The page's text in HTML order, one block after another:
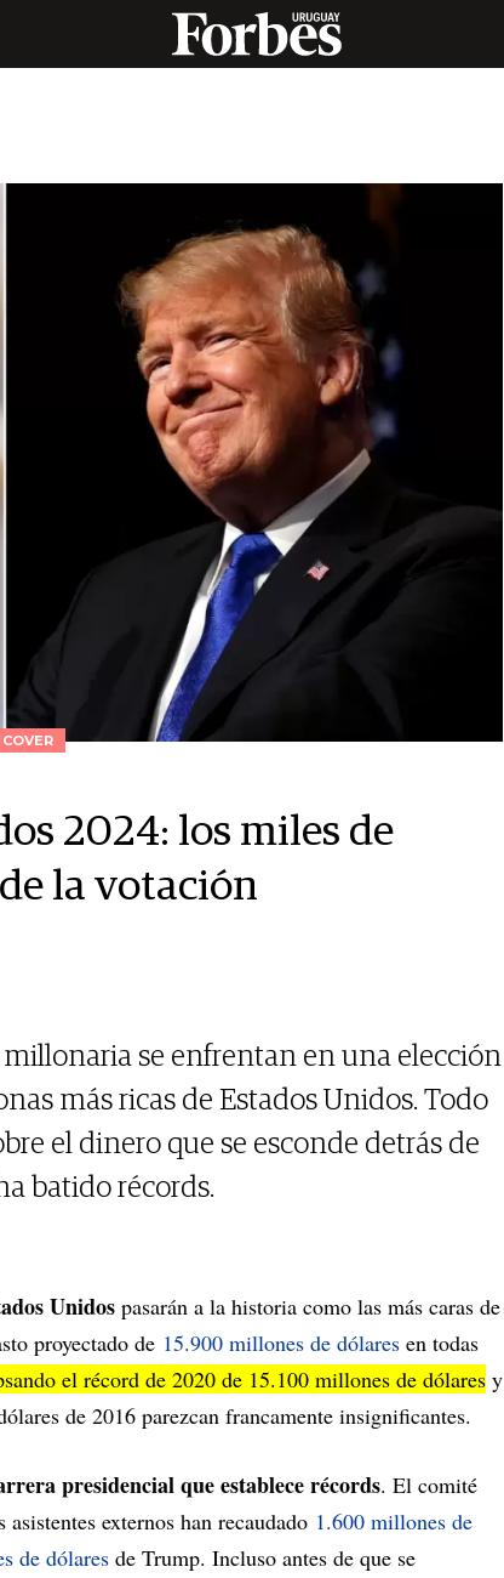
2024: los miles de
la votación
se enfrentan en una elección
más ricas de Estados Unidos. Todo
el dinero que se esconde detrás de
batido récords.
Unidos pasarán a la historia como las más caras de
proyectado de 15.900 millones de dólares en todas
el récord de 2020 de 15.100 millones de dólares y
de 2016 parezcan francamente insignificantes.
presidencial que establece récords. El comité
asistentes externos han recaudado 1.600 millones de
de dólares de Trump. Incluso antes de que se